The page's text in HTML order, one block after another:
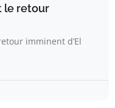
le retour
imminent d’El